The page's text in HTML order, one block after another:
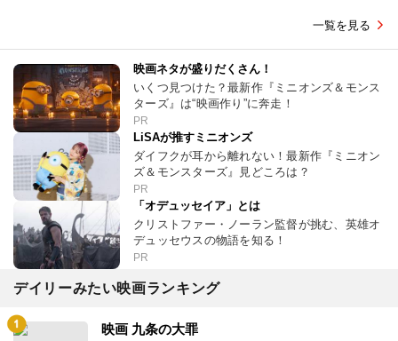
一覧を見る
映画ネタが盛りだくさん！
いくつ見つけた？最新作『ミニオンズ＆モンス
ターズ』は“映画作り”に奔走！
PR
LiSAが推すミニオンズ
ダイフクが耳から離れない！最新作『ミニオン
ズ＆モンスターズ』見どころは？
PR
「オデュッセイア」とは
クリストファー・ノーラン監督が挑む、英雄オ
デュッセウスの物語を知る！
PR
デイリーみたい映画ランキング
映画 九条の大罪